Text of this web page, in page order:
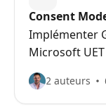
bandeau à la
Consent
Implémenter
Microsoft
2 auteurs